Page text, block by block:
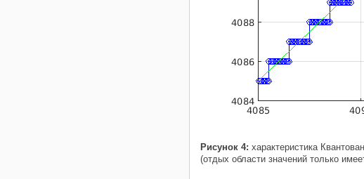
Рисунок 4: характеристика
(отдых области значений только